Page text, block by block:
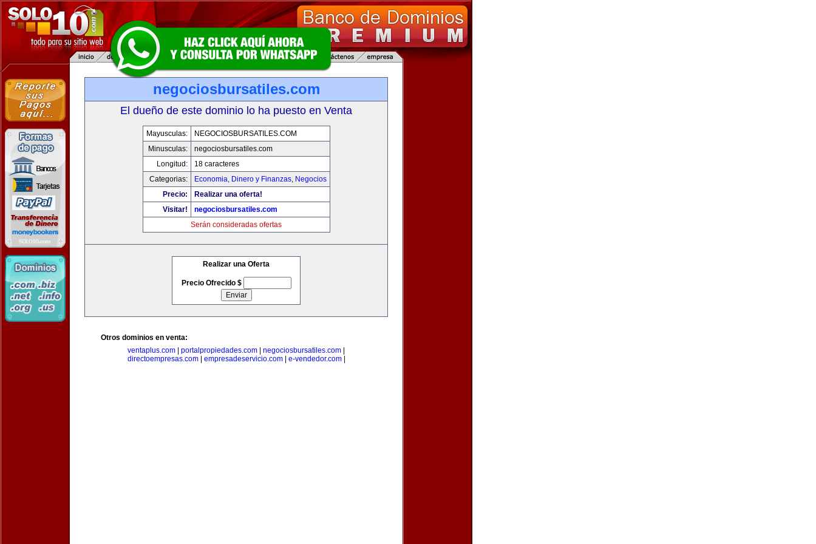
negociosbursatiles.com
El dueño de este dominio lo ha puesto en Venta
Mayusculas:
NEGOCIOSBURSATILES.COM
Minusculas:
negociosbursatiles.com
Longitud:
18 caracteres
Categorias:
Economia, Dinero y Finanzas, Negocios
Precio:
Realizar una oferta!
Visitar!
negociosbursatiles.com
Serán consideradas ofertas
Realizar una Oferta
Precio Ofrecido $
Otros dominios en venta:
ventaplus.com
portalpropiedades.com negociosbursatiles.com
directoempresas.com| empresadeservicio.com| e-vendedor.com|